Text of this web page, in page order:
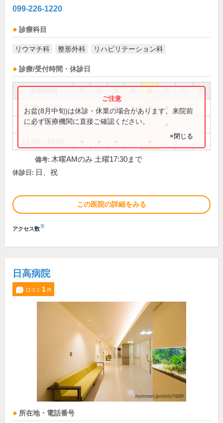
099-226-1220
診療科目
リウマチ科 整形外科 リハビリテーション科
診療/受付時間・休診日
祝
9:00～13:00 ● ● ● ● ●
14:30～17:30
お盆(8月中旬)は休診・休業の場合があります。来院前
に必ず医療機関に直接ご確認ください。
×閉じる
備考: 木曜AMのみ 土曜17:30まで
休診日: 日、祝
この医院の詳細をみる
アクセス数※
日高病院
口コミ 1件
所在地・電話番号